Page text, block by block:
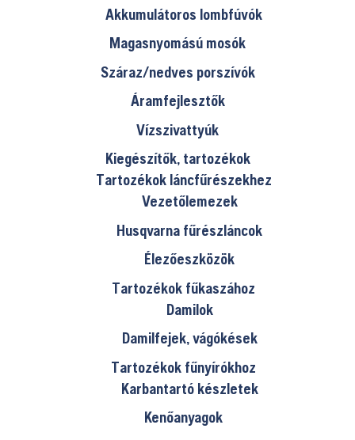
Akkumulátoros lombfúvók
Magasnyomású mosók
Száraz/nedves porszívók
Áramfejlesztők
Vízszivattyúk
Kiegészítők, tartozékok
Tartozékok láncfűrészekhez
Vezetőlemezek
Husqvarna fűrészláncok
Élezőeszközök
Tartozékok fűkaszához
Damilok
Damilfejek, vágókések
Tartozékok fűnyírókhoz
Karbantartó készletek
Kenőanyagok